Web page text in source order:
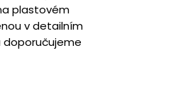
plastovém
v detailním
doporučujeme